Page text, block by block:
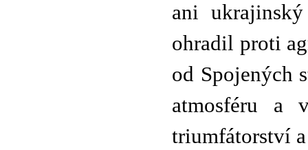
ani
ohradil proti
od Spojených
atmosféru a
triumfátorství